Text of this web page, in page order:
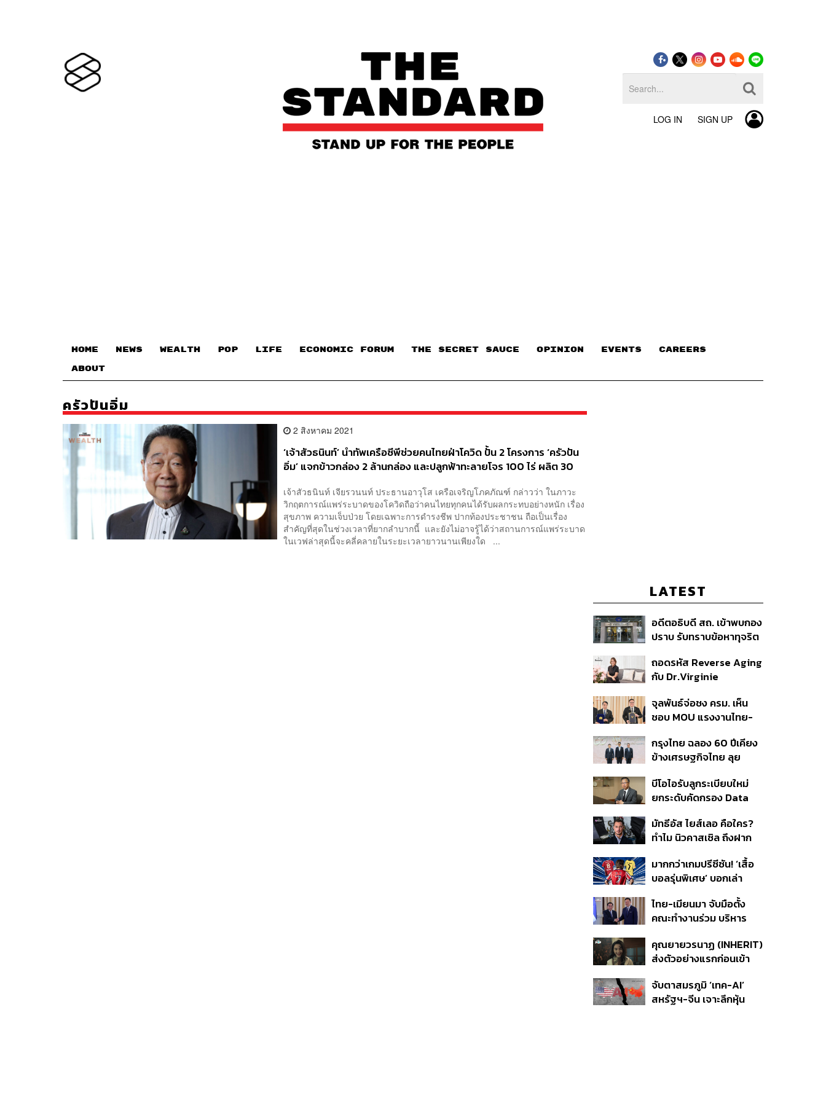
LOG IN SIGN UP
HOME NEWS WEALTH POP LIFE ECONOMIC FORUM THE SECRET SAUCE​ OPINION EVENTS CAREERS
ABOUT
ครัวปันอิ่ม
2 สิงหาคม 2021
‘เจ้าสัวธนินท์’ นำทัพเครือซีพีช่วยคนไทยฝ่าโควิด ปั้น 2 โครงการ ‘ครัวปัน
อิ่ม’ แจกข้าวกล่อง 2 ล้านกล่อง และปลูกฟ้าทะลายโจร 100 ไร่ ผลิต 30
เจ้าสัวธนินท์ เจียรวนนท์ ประธานอาวุโส เครือเจริญโภคภัณฑ์ กล่าวว่า ในภาวะ
วิกฤตการณ์แพร่ระบาดของโควิดถือว่าคนไทยทุกคนได้รับผลกระทบอย่างหนัก เรื่อง
สุขภาพ ความเจ็บป่วย โดยเฉพาะการดำรงชีพ ปากท้องประชาชน ถือเป็นเรื่อง
สำคัญที่สุดในช่วงเวลาที่ยากลำบากนี้ และยังไม่อาจรู้ได้ว่าสถานการณ์แพร่ระบาด
ในเวฟล่าสุดนี้จะคลี่คลายในระยะเวลายาวนานเพียงใด ...
LATEST
อดีตอธิบดี สถ. เข้าพบกอง
ปราบ รับทราบข้อหาทุจริต
กล่าวหา-เตรียมสู้คดีในชั้น
ศาล
ถอดรหัส Reverse Aging
กับ Dr.Virginie
วิทยาศาสตร์ความงามจาก
Dior
จุลพันธ์จ่อชง ครม. เห็น
ชอบ MOU แรงงานไทย-
รองรับอุตสาหกรรม ดึง
กลุ่มแม่บ้าน-งานอิสระเข้า
กรุงไทย ฉลอง 60 ปีเคียง
ข้างเศรษฐกิจไทย ลุย
Driven ขับเคลื่อน
ยุทธศาสตร์ความยั่งยืน
บีโอไอรับลูกระเบียบใหม่
ยกระดับคัดกรอง Data
ไฟ-น้ำอัตราพิเศษ พร้อม
กางแผนยึดประโยชน์
มัทธีอัส ไยส์เลอ คือใคร?
ทำไม นิวคาสเซิล ถึงฝาก
มากกว่าเกมปรีซีซัน! ‘เสื้อ
บอลรุ่นพิเศษ’ บอกเล่า
ไทย-เมียนมา จับมือตั้ง
คณะทำงานร่วม บริหาร
พรมแดน ชูเป้าหมายสิ่ง
แวดล้อมยั่งยืน
คุณยายวรนาฏ (INHERIT)
ส่งตัวอย่างแรกก่อนเข้า
จับตาสมรภูมิ ‘เทค-AI’
สหรัฐฯ-จีน เจาะลึกหุ้น